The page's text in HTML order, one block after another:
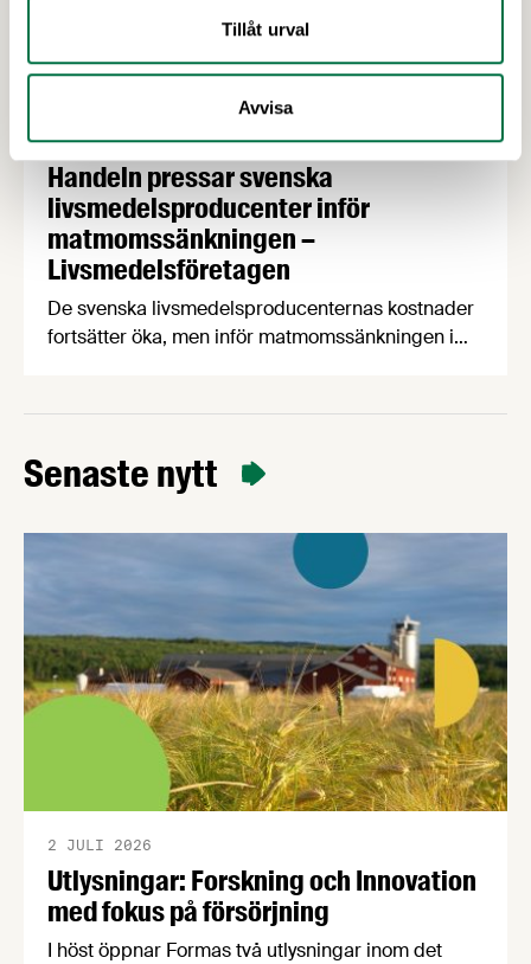
Tillåt urval
Avvisa
Handeln pressar svenska
livsmedelsproducenter inför
matmomssänkningen –
Livsmedelsföretagen
24 FEBRUARI 2026
De svenska livsmedelsproducenternas kostnader
fortsätter öka, men inför matmomssänkningen i
producenterna listar de viktigaste
ner EMV från förstaplatsen och lågprisfaktorn
Livsmedelsföretagens konjunkturbrev för Q4
Senaste nytt
Utlysningar: Forskning och Innovation
med fokus på försörjning
2 JULI 2026
I höst öppnar Formas två utlysningar inom det